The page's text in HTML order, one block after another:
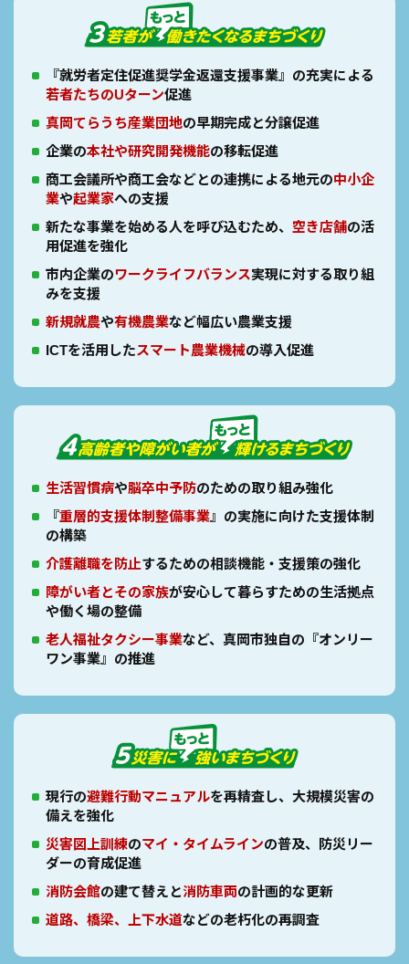
『就労者定住促進奨学金返還支援事業』の充実による
若者たちのUターン促進
真岡てらうち産業団地の早期完成と分譲促進
企業の本社や研究開発機能の移転促進
商工会議所や商工会などとの連携による地元の中小企
業や起業家への支援
新たな事業を始める人を呼び込むため、 空き店舗の活
用促進を強化
市内企業のワークライフバランス実現に対する取り組
みを支援
新規就農や有機農業など幅広い農業支援
ICTを活用したスマート農業機械の導入促進
生活習慣病や脳卒中予防のための取り組み強化
『重層的支援体制整備事業』の実施に向けた支援体制
の構築
介護離職を防止するための相談機能・支援策の強化
障がい者とその家族が安心して暮らすための生活拠点
や働く場の整備
老人福祉タクシー事業など、真岡市独自の『オンリー
ワン事業』の推進
現行の避難行動マニュアルを再精査し、 大規模災害の
備えを強化
災害図上訓練のマイ・タイムラインの普及、
防災リー
ダーの育成促進
消防会館の建て替えと消防車両の計画的な更新
道路、橋梁、上下水道などの老朽化の再調査